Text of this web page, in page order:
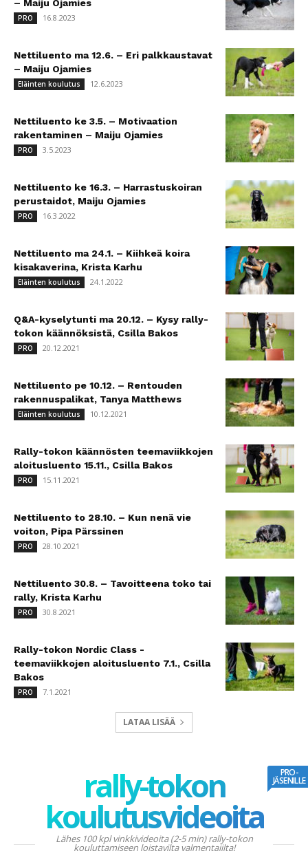
– Maiju Ojamies
PRO 16.8.2023
Nettiluento ma 12.6. – Eri palkkaustavat
– Maiju Ojamies
Eläinten koulutus 12.6.2023
Nettiluento ke 3.5. – Motivaation
rakentaminen – Maiju Ojamies
PRO 3.5.2023
Nettiluento ke 16.3. – Harrastuskoiran
perustaidot, Maiju Ojamies
PRO 16.3.2022
Nettiluento ma 24.1. – Kiihkeä koira
kisakaverina, Krista Karhu
Eläinten koulutus 24.1.2022
Q&A-kyselytunti ma 20.12. – Kysy rally-
tokon käännöksistä, Csilla Bakos
PRO 20.12.2021
Nettiluento pe 10.12. – Rentouden
rakennuspalikat, Tanya Matthews
Eläinten koulutus 10.12.2021
Rally-tokon käännösten teemaviikkojen
aloitusluento 15.11., Csilla Bakos
PRO 15.11.2021
Nettiluento to 28.10. – Kun nenä vie
voiton, Pipa Pärssinen
PRO 28.10.2021
Nettiluento 30.8. – Tavoitteena toko tai
rally, Krista Karhu
PRO 30.8.2021
Rally-tokon Nordic Class -
teemaviikkojen aloitusluento 7.1., Csilla
Bakos
PRO 7.1.2021
LATAA LISÄÄ
rally-tokon
koulutusvideoita
PRO-
JÄSENILLE
Lähes 100 kpl vinkkivideoita (2-5 min) rally-tokon
kouluttamiseen loistavilta valmentajilta!